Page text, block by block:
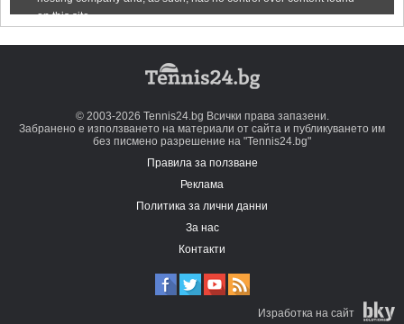
© 2003-2026 Tennis24.bg Всички права запазени.
Забранено е използването на материали от сайта и публикуването им
без писмено разрешение на "Tennis24.bg"
Правила за ползване
Реклама
Политика за лични данни
За нас
Контакти
Изработка на сайт